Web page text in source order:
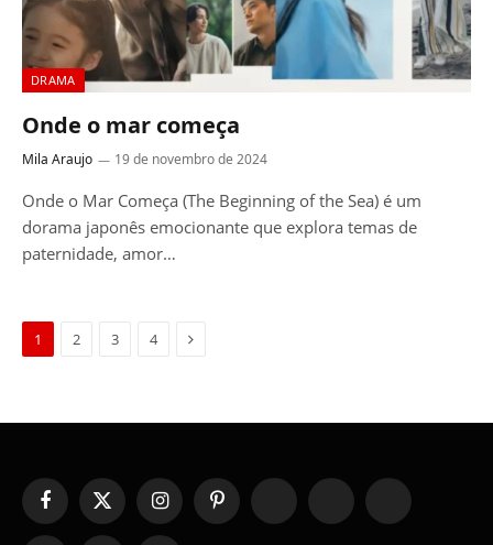
DRAMA
Onde o mar começa
Mila Araujo 19 de novembro de 2024
Onde o Mar Começa (The Beginning of the Sea) é um
dorama japonês emocionante que explora temas de
paternidade, amor…
1 2 3 4 Next
FacebookX
(Twitter)
InstagramPinterest YouTube Tumblr WhatsApp